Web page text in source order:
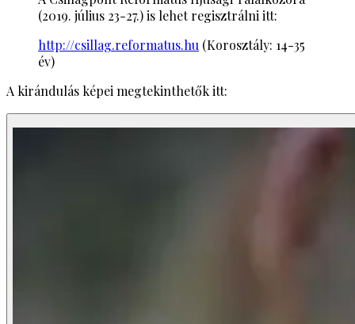
(2019. július 23-27.) is lehet regisztrálni itt:
http://csillag.reformatus.hu (Korosztály: 14-35
év)
A kirándulás képei megtekinthetők itt: